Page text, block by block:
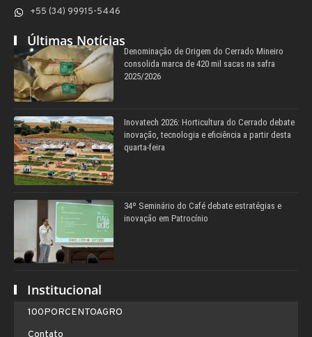
+55 (34) 99915-5446
Últimas Notícias
Denominação de Origem do Cerrado Mineiro
consolida marca de 420 mil sacas na safra
2025/2026
Inovatech 2026: Horticultura do Cerrado debate
inovação, tecnologia e eficiência a partir desta
quarta-feira
34º Seminário do Café debate estratégias e
inovação em Patrocínio
Institucional
100PORCENTOAGRO